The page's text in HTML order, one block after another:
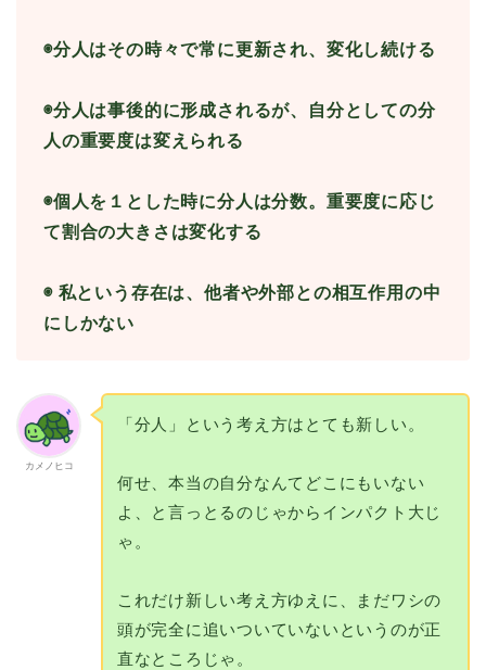
◉分人はその時々で常に更新され、変化し続ける
◉分人は事後的に形成されるが、自分としての分
人の重要度は変えられる
◉個人を１とした時に分人は分数。重要度に応じ
て割合の大きさは変化する
◉私という存在は、他者や外部との相互作用の中
にしかない
カメノヒコ
「分人」という考え方はとても新しい。
何せ、本当の自分なんてどこにもいない
よ、と言っとるのじゃからインパクト大じ
ゃ。
これだけ新しい考え方ゆえに、まだワシの
頭が完全に追いついていないというのが正
直なところじゃ。